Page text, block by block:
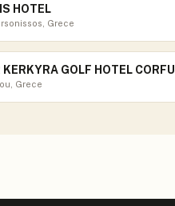
HOTEL
Grece
KERKYRA GOLF HOTEL CORFU
Grece